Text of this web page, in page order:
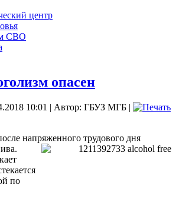
центр
СВО
опасен
10:01 | Автор: ГБУЗ МГБ |
напряженного трудового дня
по